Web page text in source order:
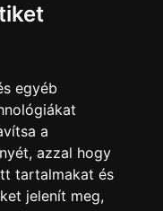
egyéb
a
azzal hogy
tartalmakat és
jelenít meg,